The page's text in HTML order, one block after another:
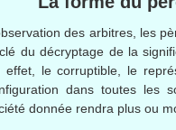
des arbitres, les
clé dudécryptage de la
effet, le corruptible, le
dans toutes les
donnée rendra plus ou